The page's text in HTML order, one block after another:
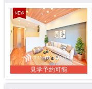
見学予約可能